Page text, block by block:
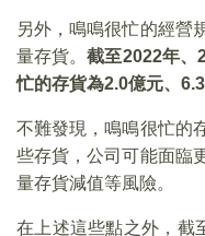
另外，鳴鳴很忙的經營
量存貨。截至2022年、
忙的存貨為2.0億元、
不難發現，鳴鳴很忙的
些存貨，公司可能面臨
量存貨減值等風險。
在上述這些點之外，截